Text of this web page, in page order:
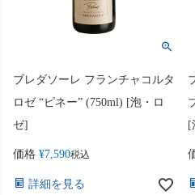
ブレダソーレ フランチャコルタ
ロゼ “ピネー” (750ml) [泡・ロ
ゼ]
価格 ¥7,590税込
詳細を見る
[